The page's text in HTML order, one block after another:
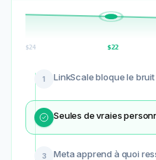
$24 $22
1 LinkScale bloque le bruit
2 Seules de vraies
Meta apprend à quoi